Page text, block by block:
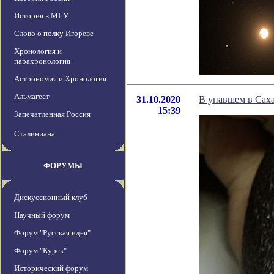
История в МГУ
Слово о полку Игореве
Хронология и
парахронология
Астрономия и Хронология
Альмагест
Запечатленная Россия
Сталиниана
ФОРУМЫ
Дискуссионный клуб
Научный форум
Форум "Русская идея"
Форум "Курск"
Исторический форум
31.10.2020
15:39
В упавшем в